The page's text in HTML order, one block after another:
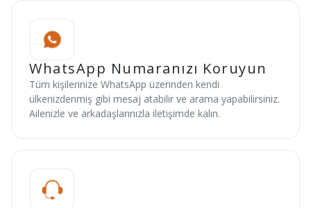
WhatsApp Numaranızı Koruyun
Tüm kişilerinize WhatsApp üzerinden kendi
ülkenizdenmiş gibi mesaj atabilir ve arama yapabilirsiniz.
Ailenizle ve arkadaşlarınızla iletişimde kalın.